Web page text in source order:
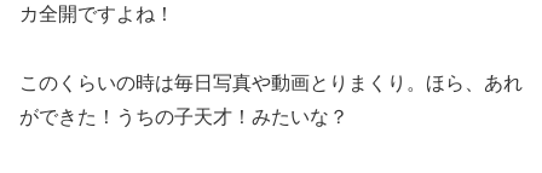
カ全開ですよね！
このくらいの時は毎日写真や動画とりまくり。ほら、あれ
ができた！うちの子天才！みたいな？